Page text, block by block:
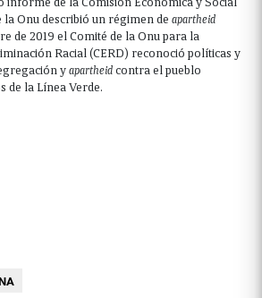
la Onu describió un régimen de apartheid
de 2019 el Comité de la Onu para la
Racial (CERD) reconoció políticas y
yapartheidcontra el pueblo
de la Línea Verde.